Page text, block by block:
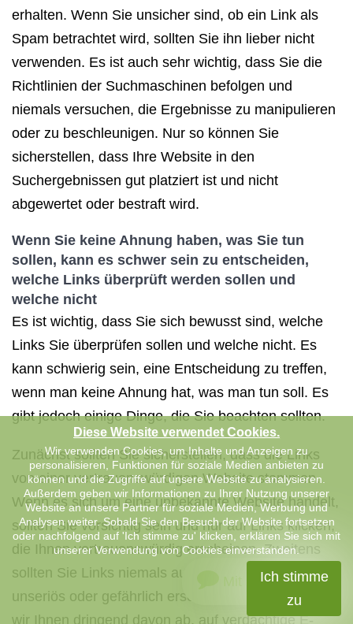
erhalten. Wenn Sie unsicher sind, ob ein Link als
Spam betrachtet wird, sollten Sie ihn lieber nicht
verwenden. Es ist auch sehr wichtig, dass Sie die
Richtlinien der Suchmaschinen befolgen und
niemals versuchen, die Ergebnisse zu manipulieren
oder zu beschleunigen. Nur so können Sie
sicherstellen, dass Ihre Website in den
Suchergebnissen gut platziert ist und nicht
abgewertet oder bestraft wird.
Wenn Sie keine Ahnung haben, was Sie tun
sollen, kann es schwer sein zu entscheiden,
welche Links überprüft werden sollen und
welche nicht
Es ist wichtig, dass Sie sich bewusst sind, welche
Links Sie überprüfen sollen und welche nicht. Es
kann schwierig sein, eine Entscheidung zu treffen,
wenn man keine Ahnung hat, was man tun soll. Es
gibt jedoch einige Dinge, die Sie beachten sollten.
Zunächst sollten Sie sicherstellen, dass die Links
von einer vertrauenswürdigen Website stammen.
Wenn es sich um eine unbekannte Website handelt,
sollten Sie vorsichtig sein und nur auf Links klicken,
die Ihnen vertrauenswürdig erscheinen. Zweitens
sollten Sie Links niemals auf Websites klicken, die
unseriös oder gefährlich erscheinen. Drittens raten
wir Ihnen dringend davon ab, auf verdächtige E-
Mit uns chatten
Diese Website verwendet Cookies.
Wir verwenden Cookies, um Inhalte und Anzeigen zu
personalisieren, Funktionen für soziale Medien anbieten zu
können und die Zugriffe auf unsere Website zu analysieren.
Außerdem geben wir Informationen zu Ihrer Nutzung unserer
Website an unsere Partner für soziale Medien, Werbung und
Analysen weiter. Sobald Sie den Besuch der Website fortsetzen
oder nachfolgend auf 'Ich stimme zu' klicken, erklären Sie sich mit
unserer Verwendung von Cookies einverstanden.
Ich stimme
zu